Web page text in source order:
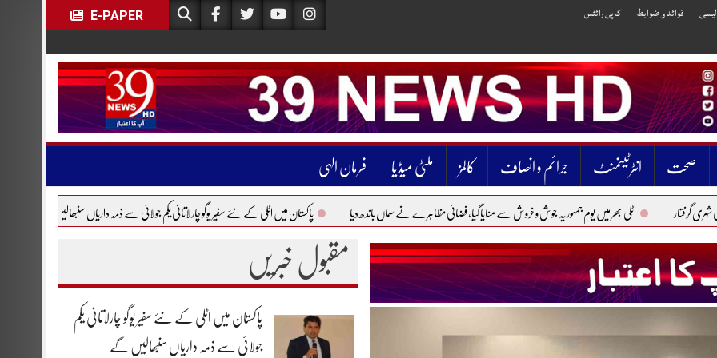
E-PAPER قوائد و ضوابط
کاپی رائٹس
صحت انٹرٹینمنٹ جرائم و انصاف کالمز ملٹی میڈیا فرمان الہی
اٹلی بھر میں یومِ جمہوریہ جوش و خروش سے منایا گیا، فضائی مظاہرے نے سماں باندھ دیا پاکستان میں اٹلی کے نئے سفیر یوگو چارلاتانی یکم جولائی سے ذمہ داریاں سنبھالیں گے یورپی فضائی
مقبول خبریں
پاکستان میں اٹلی کے نئے سفیر یوگو چارلاتانی یکم
جولائی سے ذمہ داریاں سنبھالیں گے